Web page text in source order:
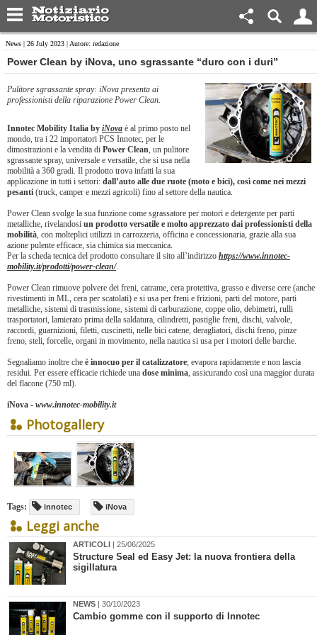
News | 26 July 2023 | Autore: redazione
Power Clean by iNova, uno sgrassante “duro con i duri”
Pulitore sgrassante spray: iNova presenta ai
professionisti della riparazione Power Clean.
Innotec Mobility Italia by iNova è al primo posto nel
mondo, tra i 22 importatori PCS Innotec, per le
dimostrazioni e la vendita di Power Clean, un pulitore
sgrassante spray, universale e versatile, che si usa nella
mobilità a 360 gradi. Il prodotto trova infatti la sua
applicazione in tutti i settori: dall’auto alle due ruote (moto e bici), così come nei mezzi
pesanti (truck, camper e mezzi agricoli) fino al settore della nautica.
Power Clean svolge la sua funzione come sgrassatore per motori e detergente per parti
metalliche, rivelandosi un prodotto versatile e molto apprezzato dai professionisti della
mobilità, con molteplici utilizzi in carrozzeria, officina e concessionaria, grazie alla sua
azione pulente efficace, sia chimica sia meccanica.
Per la scheda tecnica del prodotto consultare il sito all’indirizzo https://www.innotec-
mobility.it/prodotti/power-clean/.
Power Clean rimuove polvere dei freni, catrame, cera protettiva, grasso e diverse cere (anche
rivestimenti in ML, cera per scatolati) e si usa per freni e frizioni, parti del motore, parti
metalliche, sistemi di trasmissione, sistemi di carburazione, coppe olio, debimetri, rulli
trasportatori, lamierato prima della saldatura, cilindretti, pastiglie freni, dischi, valvole,
raccordi, guarnizioni, filetti, cuscinetti, nelle bici catene, deragliatori, dischi freno, pinze
freno, steli, forcelle, organi in movimento, nella nautica si usa per i motori delle barche.
Segnaliamo inoltre che è innocuo per il catalizzatore; evapora rapidamente e non lascia
residui. Per essere efficacie richiede una dose minima, assicurando così una maggior durata
del flacone (750 ml).
iNova - www.innotec-mobility.it
Photogallery
Tags: innotec iNova
Leggi anche
ARTICOLI | 25/06/2025
Structure Seal ed Easy Jet: la nuova frontiera della
sigillatura
NEWS | 30/10/2023
​Cambio gomme con il supporto di Innotec